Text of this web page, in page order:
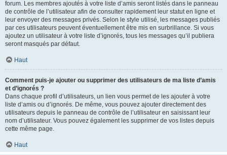
forum. Les membres ajoutés à votre liste d’amis seront listés dans le panneau
de contrôle de l’utilisateur afin de consulter rapidement leur statut en ligne et
leur envoyer des messages privés. Selon le style utilisé, les messages publiés
par ces utilisateurs peuvent éventuellement être mis en surbrillance. Si vous
ajoutez un utilisateur à votre liste d’ignorés, tous les messages qu’il publiera
seront masqués par défaut.
Haut
Comment puis-je ajouter ou supprimer des utilisateurs de ma liste d’amis
et d’ignorés ?
Dans chaque profil d’utilisateurs, un lien vous permet de les ajouter à votre
liste d’amis ou d’ignorés. De même, vous pouvez ajouter directement des
utilisateurs depuis le panneau de contrôle de l’utilisateur en saisissant leur
nom d’utilisateur. Vous pouvez également les supprimer de vos listes depuis
cette même page.
Haut